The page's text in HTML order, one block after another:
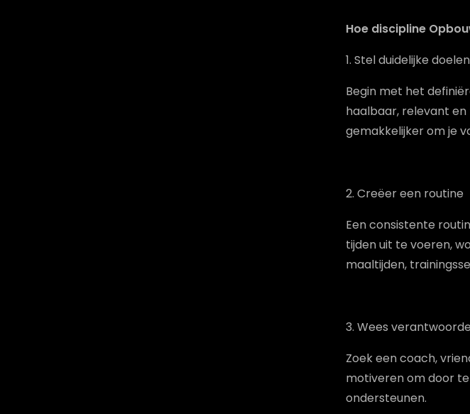
Hoe discipline
1. Stel duidelijke doelen
Begin met het
haalbaar, relevant en
gemakkelijker om je
2. Creëer een routine
Een consistente
tijden uit te voeren,
maaltijden,
3. Wees
Zoek een coach,
motiveren om door
ondersteunen.